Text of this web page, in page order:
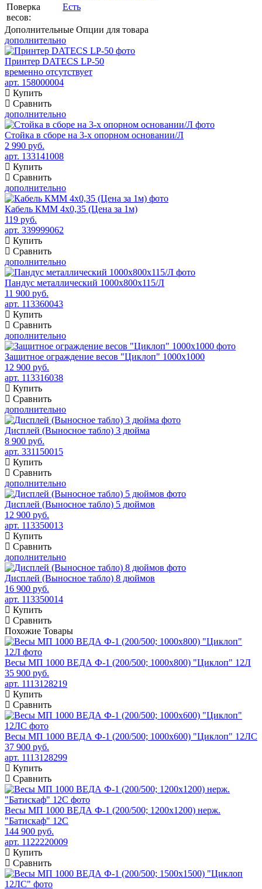
Поверка
весов:
Есть
Дополнительные Опции для товара
дополнительно
Принтер DATECS LP-50
временно отсутствует
арт. 158000004
Купить
Сравнить
дополнительно
Стойка в сборе на 3-х опорном основании/Л
2 990 руб.
арт. 133141008
Купить
Сравнить
дополнительно
Кабель КММ 4х0,35 (Цена за 1м)
119 руб.
арт. 339999062
Купить
Сравнить
дополнительно
Пандус металлический 1000x800x115/Л
11 900 руб.
арт. 113360043
Купить
Сравнить
дополнительно
Защитное ограждение весов "Циклоп" 1000х1000
12 900 руб.
арт. 113316038
Купить
Сравнить
дополнительно
Дисплей (Выносное табло) 3 дюйма
8 900 руб.
арт. 331150015
Купить
Сравнить
дополнительно
Дисплей (Выносное табло) 5 дюймов
12 900 руб.
арт. 113350013
Купить
Сравнить
дополнительно
Дисплей (Выносное табло) 8 дюймов
16 900 руб.
арт. 113350014
Купить
Сравнить
Похожие Товары
Весы МП 1000 ВЕДА Ф-1 (200/500; 1000х800) "Циклоп" 12Л
35 900 руб.
арт. 1113128219
Купить
Сравнить
Весы МП 1000 ВЕДА Ф-1 (200/500; 1000х600) "Циклоп" 12ЛС
37 900 руб.
арт. 1113128299
Купить
Сравнить
Весы МП 1000 ВЕДА Ф-1 (200/500; 1200х1200) нерж.
"Батискаф" 12С
144 900 руб.
арт. 1122220009
Купить
Сравнить